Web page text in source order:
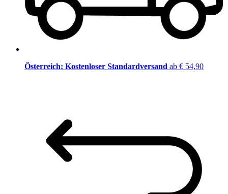
Österreich: Kostenloser Standardversand ab € 54,90